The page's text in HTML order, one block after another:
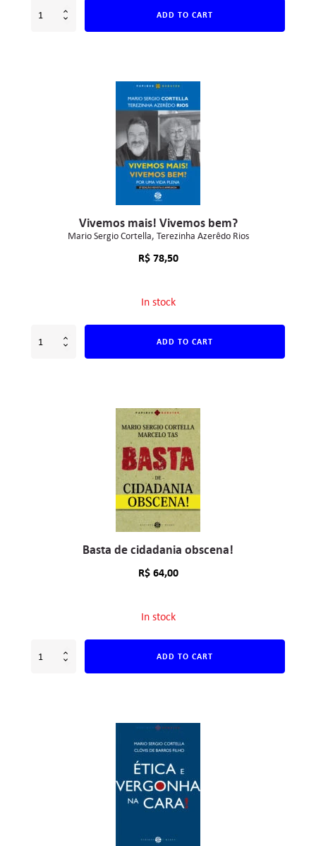
ADD TO CART
Vivemos mais! Vivemos bem?
Mario Sergio Cortella Terezinha Azerêdo Rios
R$78,50
In stock
ADD TO CART
Basta de cidadania obscena!
R$64,00
In stock
ADD TO CART